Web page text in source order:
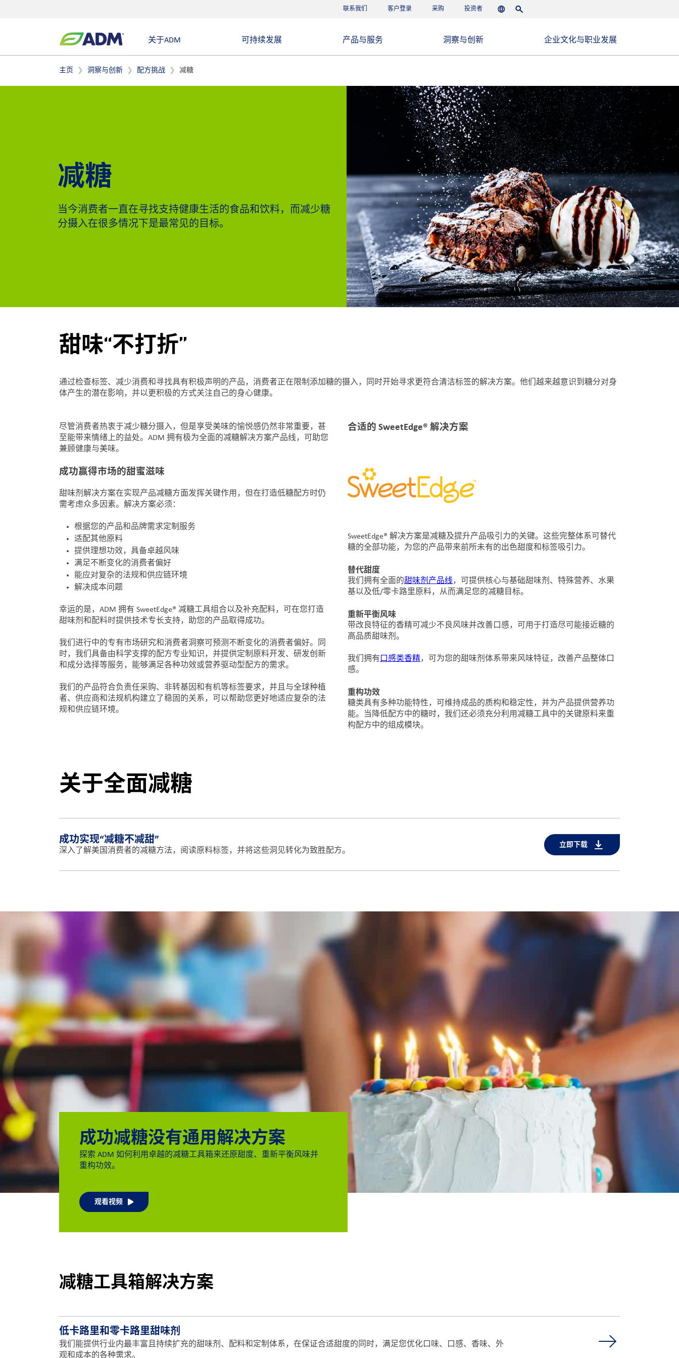
联系我们 客户登录 采购 投资者 Languages
Search
关于ADM 可持续发展 产品与服务 洞察与创新 企业文化与职业发展
主页 洞察与创新 配方挑战 减糖
减糖
当今消费者一直在寻找支持健康生活的食品和饮料，而减少糖
分摄入在很多情况下是最常见的目标。
甜味“不打折”
通过检查标签、减少消费和寻找具有积极声明的产品，消费者正在限制添加糖的摄入，同时开始寻求更符合清洁标签的解决方案。他们越来越意识到糖分对身
体产生的潜在影响，并以更积极的方式关注自己的身心健康。
尽管消费者热衷于减少糖分摄入，但是享受美味的愉悦感仍然非常重要，甚
至能带来情绪上的益处。ADM 拥有极为全面的减糖解决方案产品线，可助您
兼顾健康与美味。
成功赢得市场的甜蜜滋味
甜味剂解决方案在实现产品减糖方面发挥关键作用，但在打造低糖配方时仍
需考虑众多因素。解决方案必须：
根据您的产品和品牌需求定制服务
适配其他原料
提供理想功效，具备卓越风味
满足不断变化的消费者偏好
能应对复杂的法规和供应链环境
解决成本问题
幸运的是，ADM 拥有 SweetEdge® 减糖工具组合以及补充配料，可在您打造
甜味剂和配料时提供技术专长支持，助您的产品取得成功。
我们进行中的专有市场研究和消费者洞察可预测不断变化的消费者偏好。同
时，我们具备由科学支撑的配方专业知识，并提供定制原料开发、研发创新
和成分选择等服务，能够满足各种功效或营养驱动型配方的需求。
我们的产品符合负责任采购、非转基因和有机等标签要求，并且与全球种植
者、供应商和法规机构建立了稳固的关系，可以帮助您更好地适应复杂的法
规和供应链环境。
合适的 SweetEdge® 解决方案
SweetEdge® 解决方案是减糖及提升产品吸引力的关键。这些完整体系可替代
糖的全部功能，为您的产品带来前所未有的出色甜度和标签吸引力。
替代甜度
我们拥有全面的甜味剂产品线，可提供核心与基础甜味剂、特殊营养、水果
基以及低/零卡路里原料，从而满足您的减糖目标。
重新平衡风味
带改良特征的香精可减少不良风味并改善口感，可用于打造尽可能接近糖的
高品质甜味剂。
我们拥有 口感类香精，可为您的甜味剂体系带来风味特征，改善产品整体口
感。
重构功效
糖类具有多种功能特性，可维持成品的质构和稳定性，并为产品提供营养功
能。当降低配方中的糖时，我们还必须充分利用减糖工具中的关键原料来重
构配方中的组成模块。
关于全面减糖
成功实现“减糖不减甜”
深入了解美国消费者的减糖方法，阅读原料标签，并将这些洞见转化为致胜配方。
立即下载
成功减糖没有通用解决方案
探索 ADM 如何利用卓越的减糖工具箱来还原甜度、重新平衡风味并
重构功效。
观看视频
减糖工具箱解决方案
低卡路里和零卡路里甜味剂
我们能提供行业内最丰富且持续扩充的甜味剂、配料和定制体系，在保证合适甜度的同时，满足您优化口味、口感、香味、外
观和成本的各种需求。